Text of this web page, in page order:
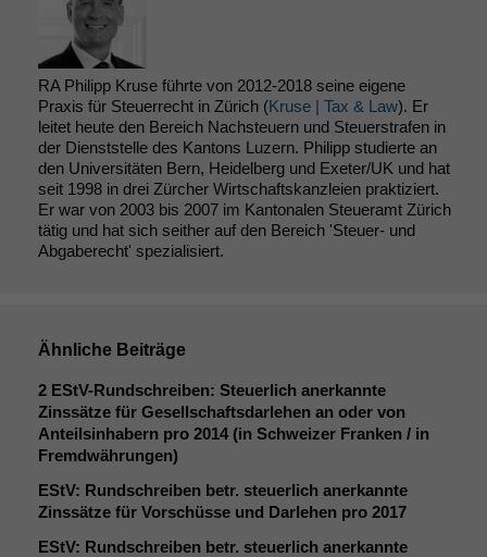
RA Philipp Kruse führte von 2012-2018 seine eigene
Praxis für Steuerrecht in Zürich (Kruse | Tax & Law). Er
leitet heute den Bereich Nachsteuern und Steuerstrafen in
der Dienststelle des Kantons Luzern. Philipp studierte an
den Universitäten Bern, Heidelberg und Exeter/UK und hat
seit 1998 in drei Zürcher Wirtschaftskanzleien praktiziert.
Er war von 2003 bis 2007 im Kantonalen Steueramt Zürich
tätig und hat sich seither auf den Bereich 'Steuer- und
Abgaberecht' spezialisiert.
Ähnliche Beiträge
2 EStV-Rundschreiben: Steuerlich anerkannte
Zinssätze für Gesellschaftsdarlehen an oder von
Anteilsinhabern pro 2014 (in Schweizer Franken / in
Fremdwährungen)
EStV: Rundschreiben betr. steuerlich anerkannte
Zinssätze für Vorschüsse und Darlehen pro 2017
EStV: Rundschreiben betr. steuerlich anerkannte